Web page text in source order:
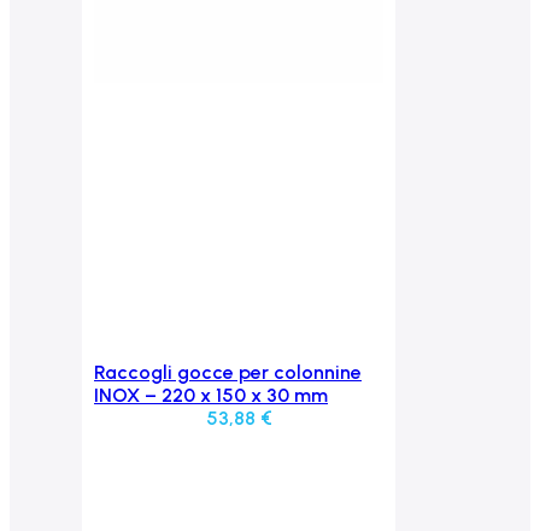
Aggiungi al carrello
Raccogli gocce per colonnine
INOX – 220 x 150 x 30 mm
53,88 €